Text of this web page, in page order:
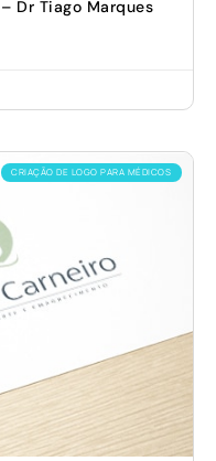
Dr Tiago Marques
CRIAÇÃO DE LOGO PARA MÉDICOS